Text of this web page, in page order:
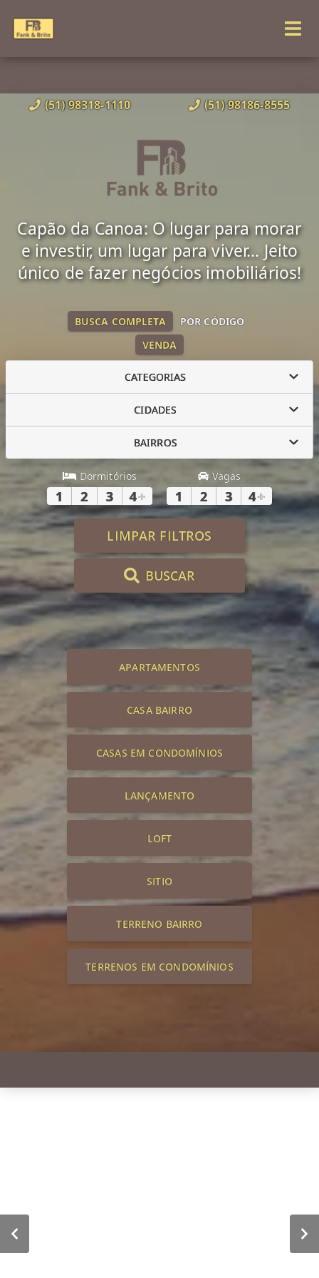
(51) 98318-1110 (51) 98186-8555
Capão da Canoa: O lugar para morar
e investir, um lugar para viver... Jeito
único de fazer negócios imobiliários!
VENDA
BUSCA COMPLETA POR CÓDIGO
CATEGORIAS
CIDADES
BAIRROS
Dormitórios
1 2 3 4+
Vagas
1 2 3 4+
LIMPAR FILTROS
BUSCAR
APARTAMENTOS
CASA BAIRRO
CASAS EM CONDOMÍNIOS
LANÇAMENTO
LOFT
SITIO
TERRENO BAIRRO
TERRENOS EM CONDOMÍNIOS